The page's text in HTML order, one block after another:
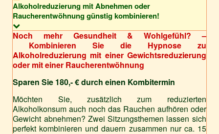
Alkoholreduzierung mit Abnehmen oder
Raucherentwöhnung günstig kombinieren!
Noch mehr Gesundheit & Wohlgefühl? –
Kombinieren Sie die Hypnose zu
Alkoholreduzierung mit einer Gewichtsreduzierung
oder mit einer Raucherentwöhnung
Sparen Sie 180,- € durch einen Kombitermin
Möchten Sie, zusätzlich zum reduzierten
Alkoholkonsum auch noch das Rauchen aufhören oder
Gewicht abnehmen? Zwei Sitzungsthemen lassen sich
perfekt kombinieren und dauern zusammen nur ca. 15